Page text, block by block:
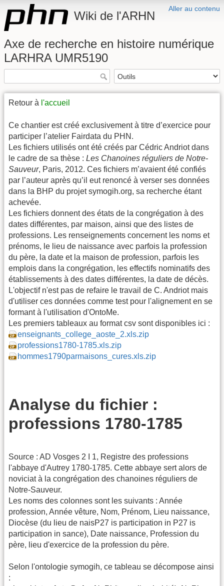
Aller au contenu
Wiki de l'ARHN
Axe de recherche en histoire numérique
LARHRA UMR5190
Retour à l'accueil
Ce chantier est créé exclusivement à titre d’exercice pour
participer l’atelier Fairdata du PHN.
Les fichiers utilisés ont été créés par Cédric Andriot dans
le cadre de sa thèse : Les Chanoines réguliers de Notre-
Sauveur, Paris, 2012. Ces fichiers m’avaient été confiés
par l’auteur après qu’il eut renoncé à verser ses données
dans la BHP du projet symogih.org, sa recherche étant
achevée.
Les fichiers donnent des états de la congrégation à des
dates différentes, par maison, ainsi que des listes de
professions. Les renseignements concernent les noms et
prénoms, le lieu de naissance avec parfois la profession
du père, la date et la maison de profession, parfois les
emplois dans la congrégation, les effectifs nominatifs des
établissements à des dates différentes, la date de décès.
L'objectif n'est pas de refaire le travail de C. Andriot mais
d'utiliser ces données comme test pour l'alignement en se
formant à l'utilisation d'OntoMe.
Les premiers tableaux au format csv sont disponibles ici :
enseignants_college_aoste_2.xls.zip
professions1780-1785.xls.zip
hommes1790parmaisons_cures.xls.zip
Analyse du fichier :
professions 1780-1785
Source : AD Vosges 2 I 1, Registre des professions
l'abbaye d'Autrey 1780-1785. Cette abbaye sert alors de
noviciat à la congrégation des chanoines réguliers de
Notre-Sauveur.
Les noms des colonnes sont les suivants : Année
profession, Année vêture, Nom, Prénom, Lieu naissance,
Diocèse (du lieu de naisP27 is participation in P27 is
participation in sance), Date naissance, Profession du
père, lieu d'exercice de la profession du père.
Selon l'ontologie symogih, ce tableau se décompose ainsi
: